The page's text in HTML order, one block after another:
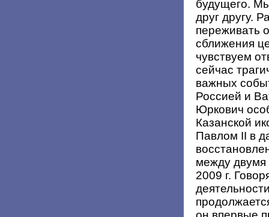
будущего.
друг другу.
переживать
сближения
чувствуем
сейчас
важных
Россией и
Юркович
Казанской
Павлом II в
между двумя
2009 г.